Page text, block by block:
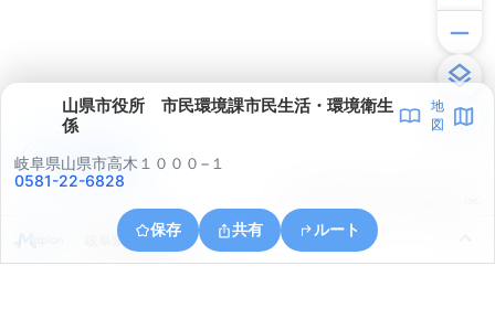
山県市役所 市民環境課市民生活・環境衛生
係
地
図
岐阜県山県市高木１０００−１
0581-22-6828
保存 共有 ルート
岐阜県山県市高富
アプリで見る